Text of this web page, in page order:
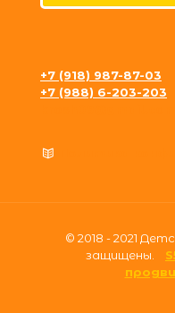
+7 (918) 987-87-03
+7 (988) 6-203-203
© 2018 - 2021
защищены.